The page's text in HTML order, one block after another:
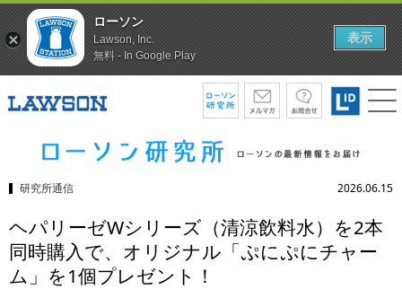
研究所通信 2026.06.15
ヘパリーゼWシリーズ（清涼飲料水）を2本
同時購入で、オリジナル「ぷにぷにチャー
ム」を1個プレゼント！
ローソン
Lawson, Inc.
無料 - In Google Play
表示